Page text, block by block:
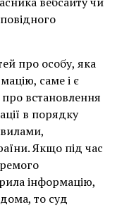
про особу, яка
саме і є
встановлення
в порядку
Якщо під час
інформацію,
то суд